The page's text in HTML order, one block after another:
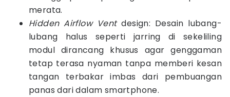
merata.
Hidden Airflow Ventdesign: Desain lubang-
lubang halus seperti jarring di sekeliling
modul dirancang khusus agar genggaman
tetap terasa nyaman tanpa memberi kesan
tangan terbakar imbas dari pembuangan
panas dari dalam smartphone.